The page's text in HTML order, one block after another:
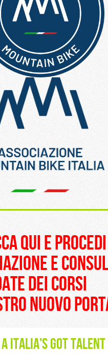
qui e procedi
e
dei corsi
nuovo
a italia's got talent